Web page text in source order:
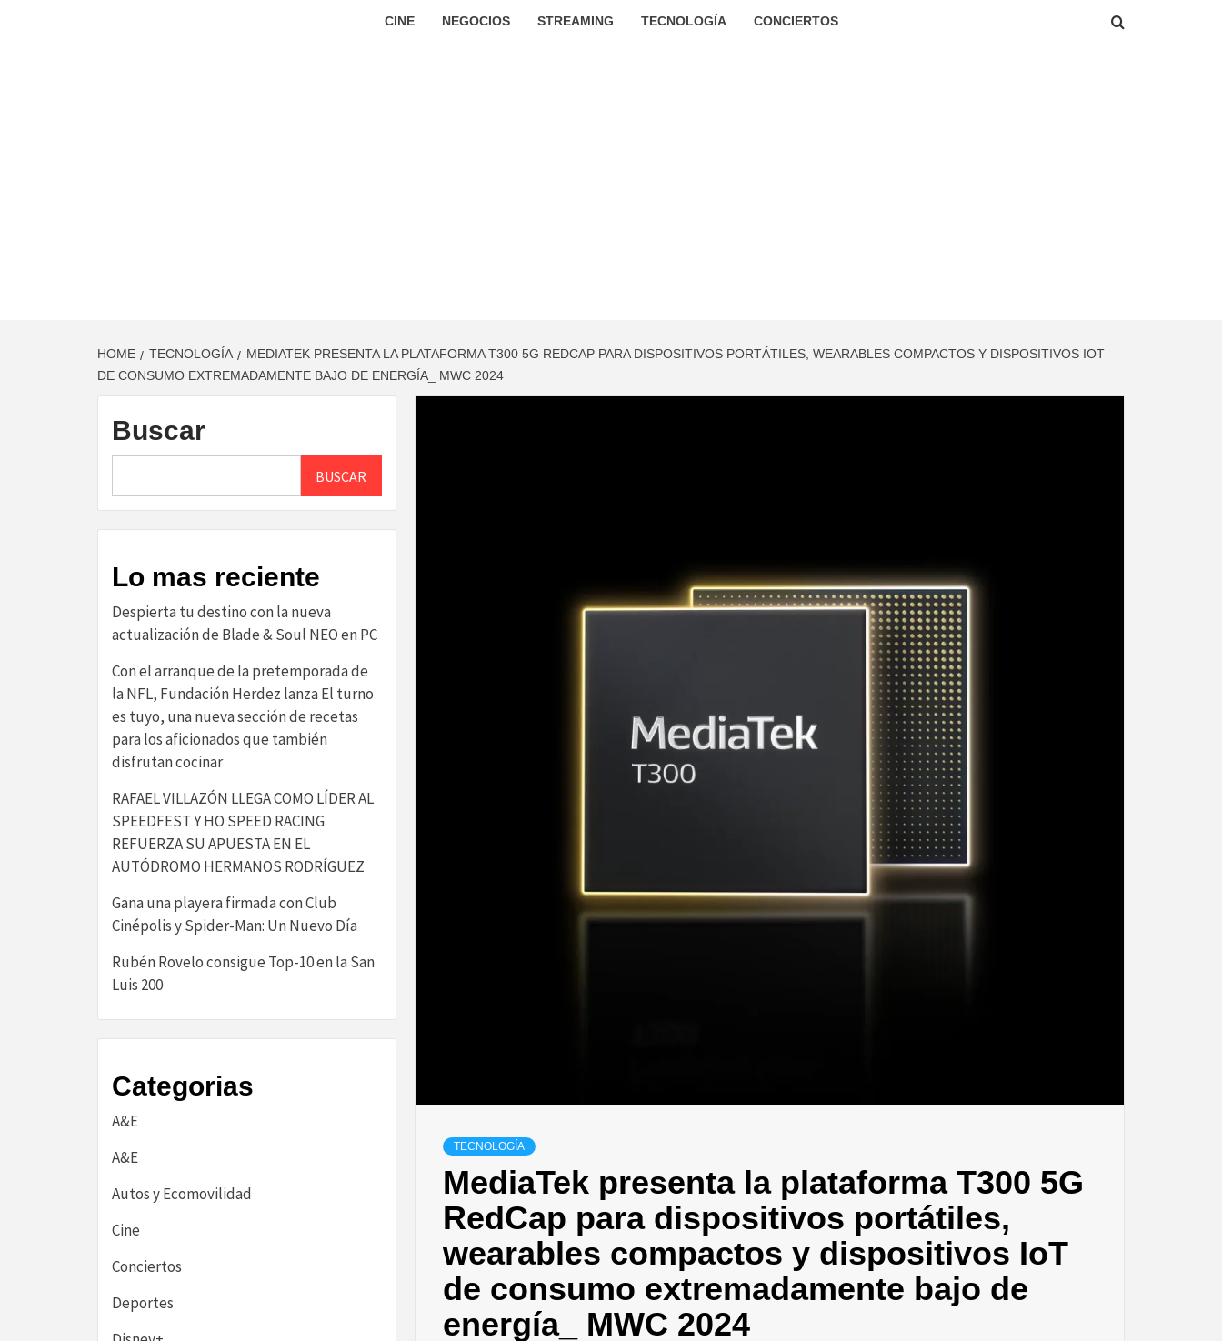
CINE NEGOCIOS STREAMING TECNOLOGÍA CONCIERTOS
HOME TECNOLOGÍA
MEDIATEK PRESENTA LA PLATAFORMA T300 5G REDCAP PARA DISPOSITIVOS PORTÁTILES, WEARABLES COMPACTOS Y DISPOSITIVOS IOT
DE CONSUMO EXTREMADAMENTE BAJO DE ENERGÍA_ MWC 2024
TECNOLOGÍA
MediaTek presenta la plataforma T300 5G
RedCap para dispositivos portátiles,
wearables compactos y dispositivos IoT
de consumo extremadamente bajo de
energía_ MWC 2024
Buscar
BUSCAR
Lo mas reciente
Despierta tu destino con la nueva
actualización de Blade & Soul NEO en PC
Con el arranque de la pretemporada de
la NFL, Fundación Herdez lanza El turno
es tuyo, una nueva sección de recetas
para los aficionados que también
disfrutan cocinar
RAFAEL VILLAZÓN LLEGA COMO LÍDER AL
SPEEDFEST Y HO SPEED RACING
REFUERZA SU APUESTA EN EL
AUTÓDROMO HERMANOS RODRÍGUEZ
Gana una playera firmada con Club
Cinépolis y Spider-Man: Un Nuevo Día
Rubén Rovelo consigue Top-10 en la San
Luis 200
Categorias
A&E
A&E
Autos y Ecomovilidad
Cine
Conciertos
Deportes